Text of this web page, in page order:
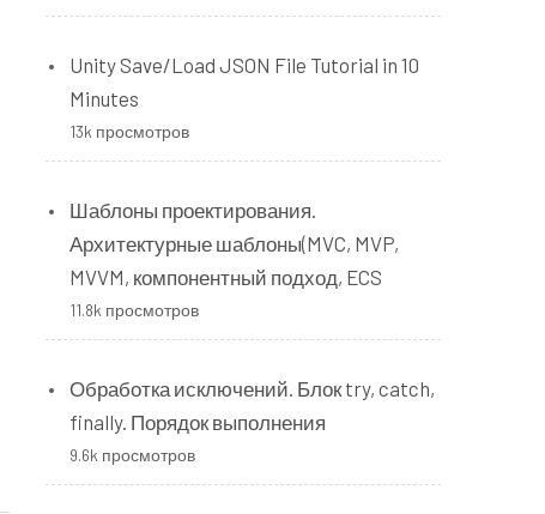
Unity Save/Load JSON File Tutorial in 10
Minutes
13k просмотров
Шаблоны проектирования.
Архитектурные шаблоны(MVC, MVP,
MVVM, компонентный подход, ECS
11.8k просмотров
Обработка исключений. Блок try, catch,
finally. Порядок выполнения
9.6k просмотров